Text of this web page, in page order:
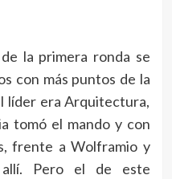
la primera ronda se
con más puntos de la
líder era Arquitectura,
tomó el mando y con
frente a Wolframio y
allí. Pero el de este